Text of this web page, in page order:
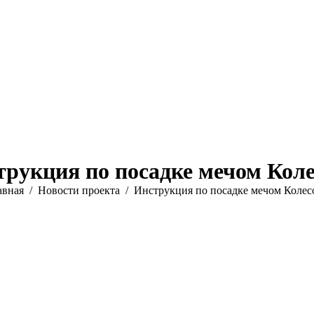
по посадке мечом
Новости проекта Инструкция по посадке мечом